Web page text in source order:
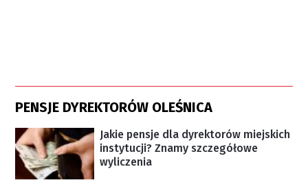
PENSJE DYREKTORÓW OLEŚNICA
Jakie pensje dla dyrektorów miejskich
instytucji? Znamy szczegółowe
wyliczenia